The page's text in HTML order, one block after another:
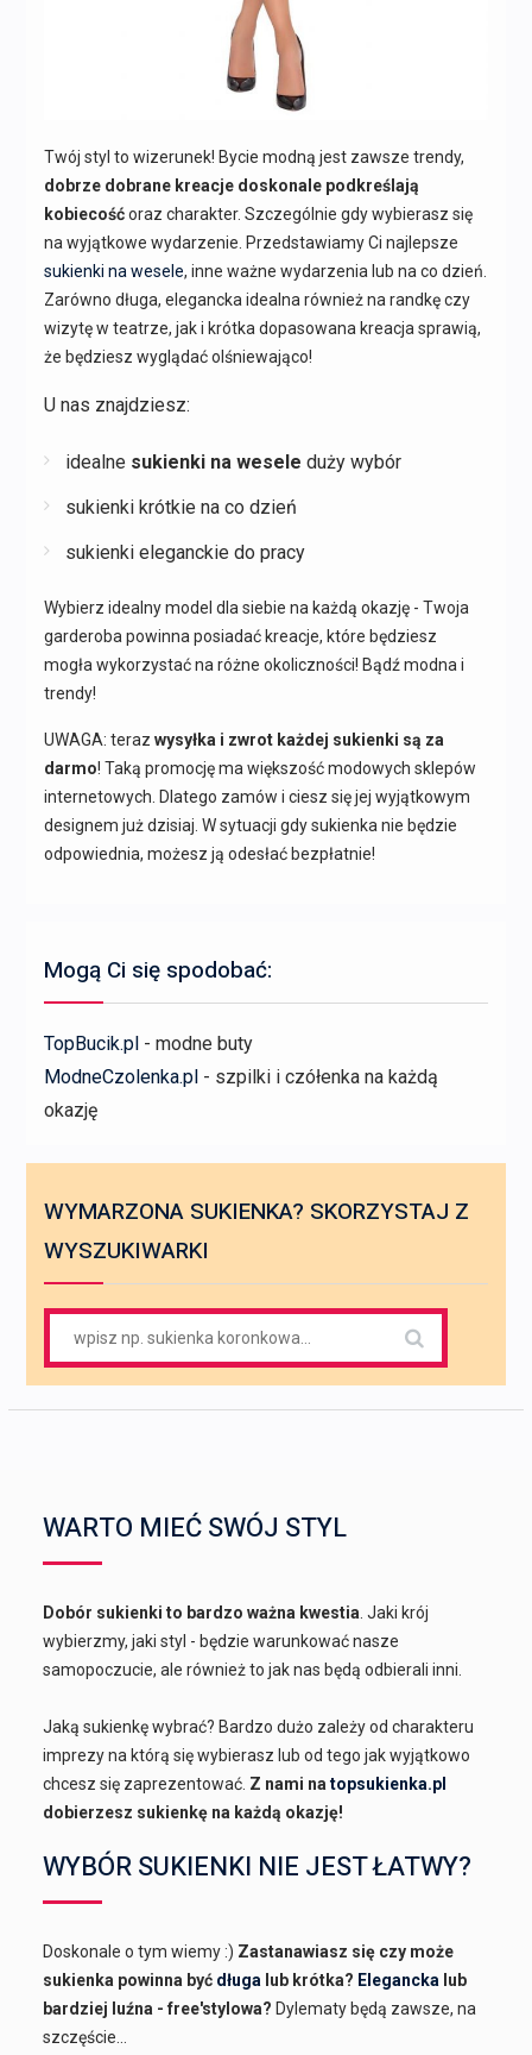
Twój styl to wizerunek! Bycie modną jest zawsze trendy,
dobrze dobrane kreacje doskonale podkreślają
kobiecośćoraz charakter. Szczególnie gdy wybierasz się
na wyjątkowe wydarzenie. Przedstawiamy Ci najlepsze
sukienki na wesele, inne ważne wydarzenia lub na co dzień.
Zarówno długa, elegancka idealna również na randkę czy
wizytę w teatrze, jak i krótka dopasowana kreacja sprawią,
że będziesz wyglądać olśniewająco!
U nas znajdziesz:
idealne sukienki na wesele duży wybór
sukienki krótkie na co dzień
sukienki eleganckie do pracy
Wybierz idealny model dla siebie na każdą okazję - Twoja
garderoba powinna posiadać kreacje, które będziesz
mogła wykorzystać na różne okoliczności! Bądź modna i
trendy!
UWAGA: teraz wysyłka i zwrot każdej sukienki są za
darmo! Taką promocję ma większość modowych sklepów
internetowych. Dlatego zamów i ciesz się jej wyjątkowym
designem już dzisiaj. W sytuacji gdy sukienka nie będzie
odpowiednia, możesz ją odesłać bezpłatnie!
Mogą Ci się spodobać:
TopBucik.pl - modne buty
ModneCzolenka.pl - szpilki i czółenka na każdą
okazję
WYMARZONA SUKIENKA? SKORZYSTAJ Z
WYSZUKIWARKI
for:
WARTO MIEĆ SWÓJ STYL
Dobór sukienki to bardzo ważna kwestia. Jaki krój
wybierzmy, jaki styl - będzie warunkować nasze
samopoczucie, ale również to jak nas będą odbierali inni.
Jaką sukienkę wybrać? Bardzo dużo zależy od charakteru
imprezy na którą się wybierasz lub od tego jak wyjątkowo
chcesz się zaprezentować. Z nami natopsukienka.pl
dobierzesz sukienkę na każdą okazję!
WYBÓR SUKIENKI NIE JEST ŁATWY?
Doskonale o tym wiemy :) Zastanawiasz się czy może
sukienka powinna być długa lub krótka? Elegancka lub
bardziej luźna - free'stylowa? Dylematy będą zawsze, na
szczęście...